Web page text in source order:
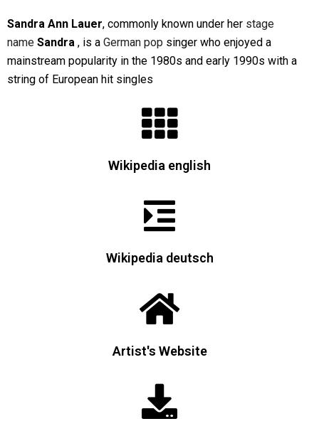
Sandra Ann Lauer, commonly known under her stage
name Sandra , is a German pop singer who enjoyed a
mainstream popularity in the 1980s and early 1990s with a
string of European hit singles
Wikipedia english
Wikipedia deutsch
Artist's Website